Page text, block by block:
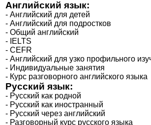
Английский язык:
- Английский для детей
- Английский для подростков
- Общий английский
- IELTS
- CEFR
- Английский для узко профильного
- Индивидуальные занятия
- Курс разговорного английского языка
Русский язык:
- Русский как родной
- Русский как иностранный
- Русский через английский
- Разговорный курс русского языка